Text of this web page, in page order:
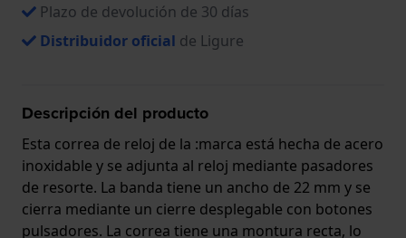
Plazo de devolución de 30 días
Distribuidor oficial de Ligure
Descripción del producto
Esta correa de reloj de la :marca está hecha de acero
inoxidable y se adjunta al reloj mediante pasadores
de resorte. La banda tiene un ancho de 22 mm y se
cierra mediante un cierre desplegable con botones
pulsadores. La correa tiene una montura recta, lo